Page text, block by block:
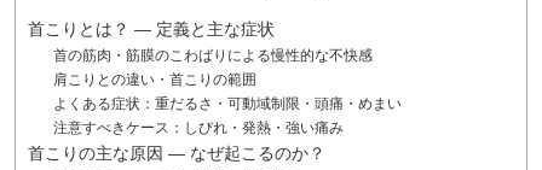
首こりとは？ ― 定義と主な症状
首の筋肉・筋膜のこわばりによる慢性的な不快感
肩こりとの違い・首こりの範囲
よくある症状：重だるさ・可動域制限・頭痛・めまい
注意すべきケース：しびれ・発熱・強い痛み
首こりの主な原因 ― なぜ起こるのか？